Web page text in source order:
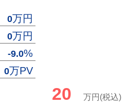
0万円
0万円
-9.0%
0万PV
20 万円(税込)